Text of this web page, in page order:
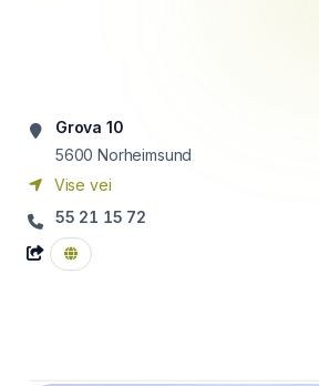
Grova 10
5600 Norheimsund
Vise vei
55 21 15 72